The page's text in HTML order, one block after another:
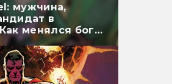
мужчина,
в
менялся бог